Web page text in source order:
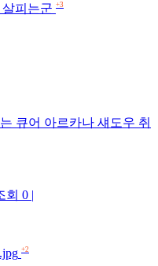
피는군 +3
큐어 아르카나 섀도우 취
회 0 |
+2